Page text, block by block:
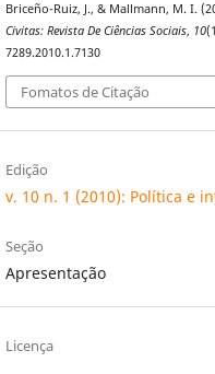
Briceño-Ruiz, J., & Mallmann, M. I.
Civitas: Revista De Ciências Sociais, 10
7289.2010.1.7130
Fomatos de Citação
Edição
v. 10 n. 1 (2010): Política e
Seção
Apresentação
Licença